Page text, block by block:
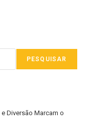
PESQUISAR
Diversão Marcam o